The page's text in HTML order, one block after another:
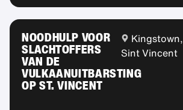
NOODHULP VOOR
SLACHTOFFERS
VAN DE
VULKAANUITBARSTING
OP ST. VINCENT
Kingstown,
Sint Vincent